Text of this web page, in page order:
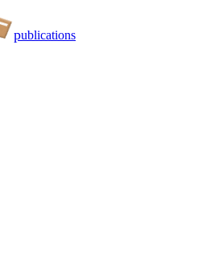
publications